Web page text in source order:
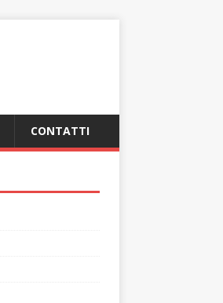
CONTATTI